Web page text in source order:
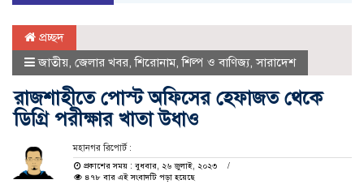
প্রচ্ছদ
জাতীয়, জেলার খবর,শিরোনাম,শিল্প ও বাণিজ্য,সারাদেশ
রাজশাহীতে পোস্ট অফিসের হেফাজত থেকে
ডিগ্রি পরীক্ষার খাতা উধাও
মহানগর রিপোর্ট :
প্রকাশের সময় : বুধবার, ২৬ জুলাই, ২০২৩
৪৭৮ বার এই সংবাদটি পড়া হয়েছে